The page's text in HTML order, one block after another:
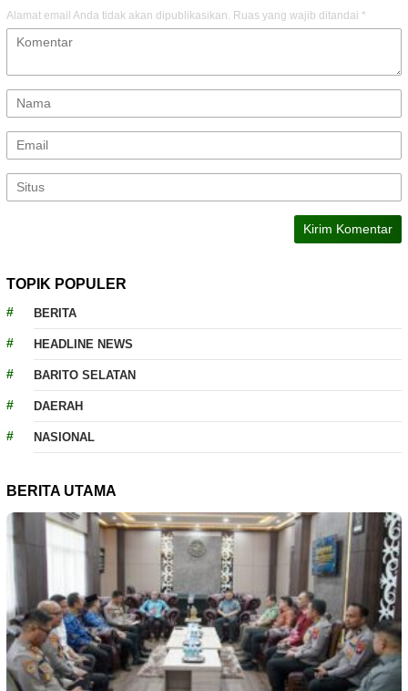
Alamat email Anda tidak akan dipublikasikan. Ruas yang wajib ditandai *
TOPIK POPULER
BERITA
HEADLINE NEWS
BARITO SELATAN
DAERAH
NASIONAL
BERITA UTAMA